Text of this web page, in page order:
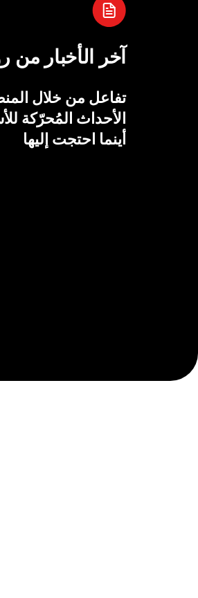
آخر الأخبار من
تفاعل من خلال
الأحداث المُحرّكة
أينما احتجت إليها